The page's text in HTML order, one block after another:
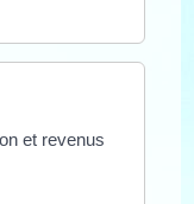
et revenus